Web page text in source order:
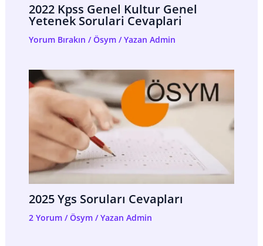
2022 Kpss Genel Kultur Genel
Yetenek Sorulari Cevaplari
Yorum Bırakın /Ösym/ Yazan Admin
2025 Ygs Soruları Cevapları
2 Yorum /Ösym/ Yazan Admin